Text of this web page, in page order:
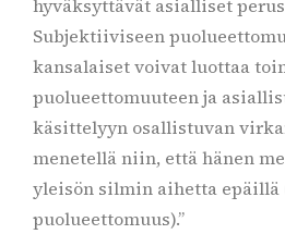
hyväksyttävät asialliset
Subjektiiviseen
kansalaiset voivat luottaa
puolueettomuuteen ja
käsittelyyn osallistuvan
menetellä niin, että hänen
yleisön silmin aihetta
puolueettomuus).”